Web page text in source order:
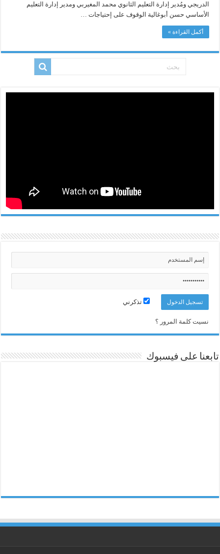
الدريجي ومُدير إدارة التعليم الثانوي محمد المغيربي ومدير إدارة التعليم
الأساسي حسن أبوغالية الوقوف على إحتياجات …
أكمل القراءة »
تذكرني
نسيت كلمة المرور ؟
تابعنا على فيسبوك